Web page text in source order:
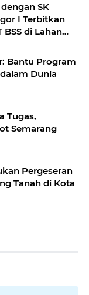
SK
I Terbitkan
BSS di Lahan
Bantu Program
Dunia
Tugas,
Semarang
Pergeseran
Tanah di Kota